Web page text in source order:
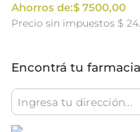
Ahorros de:$ 7500,00
Precio sin impuestos $
Encontrá tu